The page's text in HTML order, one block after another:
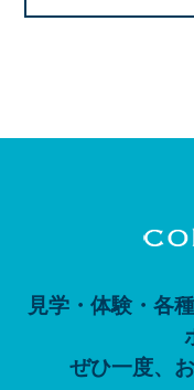
見学・体験・各
ぜひ一度、